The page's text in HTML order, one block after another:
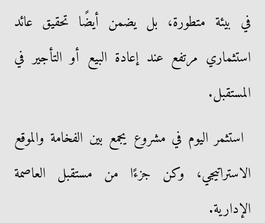
في بيئة متطورة، بل يضمن أيضًا تحقيق عائد
استثماري مرتفع عند إعادة البيع أو التأجير في
المستقبل.
استثمر اليوم في مشروع يجمع بين الفخامة والموقع
الاستراتيجي، وكن جزءًا من مستقبل العاصمة
الإدارية.